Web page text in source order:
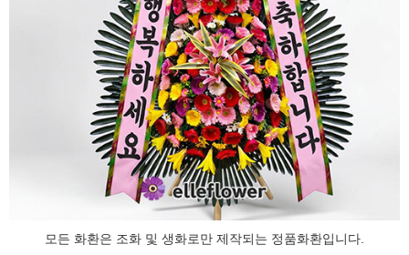
모든 화환은 조화 및 생화로만 제작되는 정품화환입니다.